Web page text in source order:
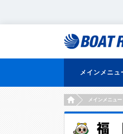
メインメニュ
HOMEメインメニュー